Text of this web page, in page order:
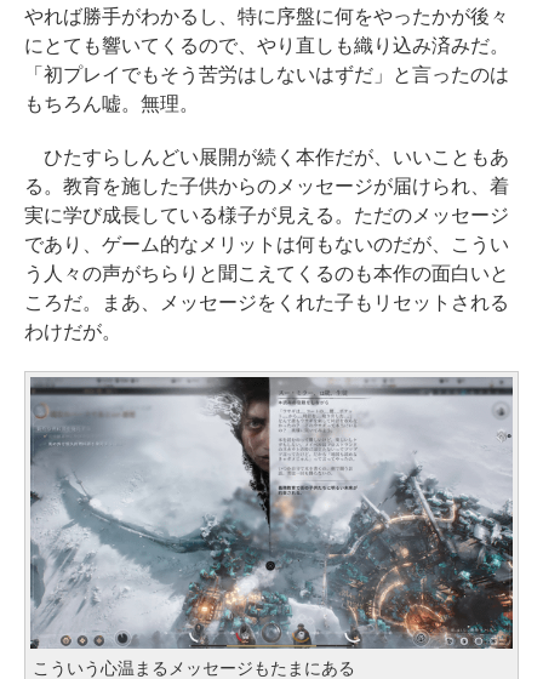
やれば勝手がわかるし、特に序盤に何をやったかが後々
にとても響いてくるので、やり直しも織り込み済みだ。
「初プレイでもそう苦労はしないはずだ」と言ったのは
もちろん嘘。無理。
ひたすらしんどい展開が続く本作だが、いいこともあ
る。教育を施した子供からのメッセージが届けられ、着
実に学び成長している様子が見える。ただのメッセージ
であり、ゲーム的なメリットは何もないのだが、こうい
う人々の声がちらりと聞こえてくるのも本作の面白いと
ころだ。まあ、メッセージをくれた子もリセットされる
わけだが。
こういう心温まるメッセージもたまにある